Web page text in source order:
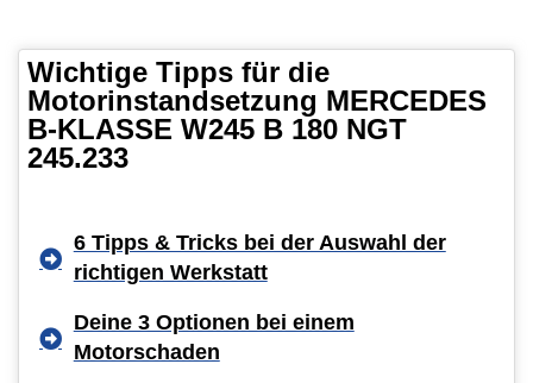
Wichtige Tipps für die
Motorinstandsetzung MERCEDES
B-KLASSE W245 B 180 NGT
245.233
6 Tipps & Tricks bei der Auswahl der
richtigen Werkstatt
Deine 3 Optionen bei einem
Motorschaden